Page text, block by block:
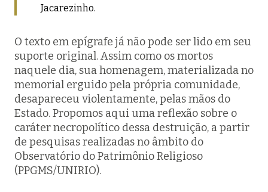
Jacarezinho.
O texto em epígrafe já não pode ser lido em seu
suporte original. Assim como os mortos
naquele dia, sua homenagem, materializada no
memorial erguido pela própria comunidade,
desapareceu violentamente, pelas mãos do
Estado. Propomos aqui uma reflexão sobre o
caráter necropolítico dessa destruição, a partir
de pesquisas realizadas no âmbito do
Observatório do Patrimônio Religioso
(PPGMS/UNIRIO).